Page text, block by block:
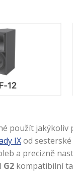
použít
IXod
a precizně
G2 kompatibilní